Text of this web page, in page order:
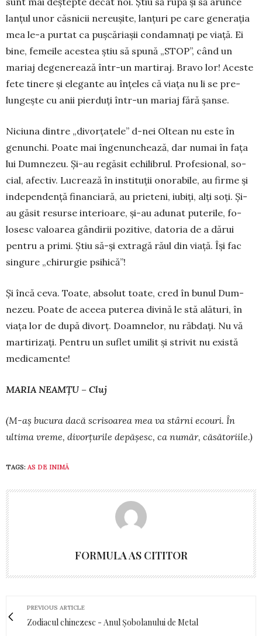
lanțul unor căsnicii nereușite, lan­țuri pe care generația
mea le-a purtat ca pușcă­riașii condamnați pe viață. Ei
bine, femeile aces­tea știu să spună „STOP”, când un
mariaj dege­ne­rează într-un martiraj. Bravo lor! Aceste
fete ti­nere și elegante au înțeles că viața nu li se pre­
lungește cu anii pierduți într-un mariaj fără șanse.
Niciuna dintre „divorțatele” d-nei Oltean nu este în
genunchi. Poate mai îngenunchează, dar numai în fața
lui Dumnezeu. Și-au regăsit echili­brul. Profesional, so­
cial, afectiv. Lucrează în insti­tuții onorabile, au firme și
independență finan­cia­ră, au prieteni, iubiți, alți soți. Și-
au găsit re­sur­se interioare, și-au adunat puterile, fo­
losesc valoarea gândirii pozitive, datoria de a dărui
pen­tru a primi. Știu să-și extragă răul din viață. Își fac
sin­gure „chi­­rurgie psihică”!
Și încă ceva. Toate, absolut toate, cred în bunul Dum­­
nezeu. Poate de aceea puterea divină le stă alături, în
viața lor de după divorț. Doamnelor, nu răbdați. Nu vă
martirizați. Pentru un suflet umilit și strivit nu există
medicamente!
MARIA NEAMȚU – Cluj
(M-aș bucura dacă scrisoarea mea va stârni ecouri. În
ultima vreme, divorțurile depășesc, ca număr, căsătoriile.)
TAGS: AS DE INIMĂ
FORMULA AS CITITOR
PREVIOUS ARTICLE
Zodiacul chinezesc - Anul Șobolanului de Metal